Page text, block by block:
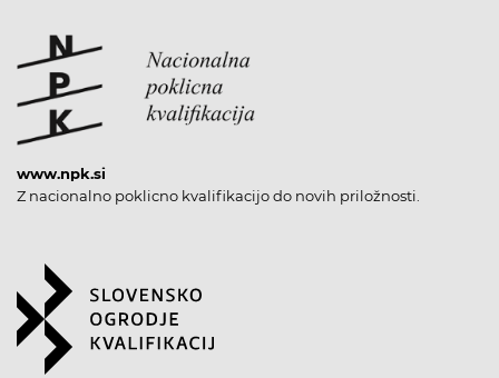
www.npk.si
Z nacionalno poklicno kvalifikacijo do novih priložnosti.